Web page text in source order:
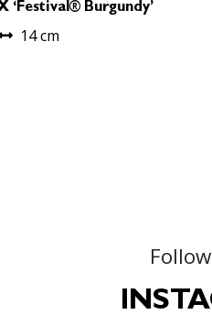
‘Festival® Burgundy’
14 cm